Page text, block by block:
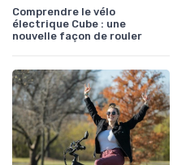
Comprendre le vélo
électrique Cube : une
nouvelle façon de rouler